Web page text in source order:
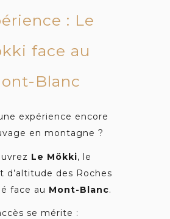
: Le
face au
Blanc
expérience encore
en montagne ?
Le Mökki, le
d’altitude des Roches
face au Mont-Blanc.
se mérite :